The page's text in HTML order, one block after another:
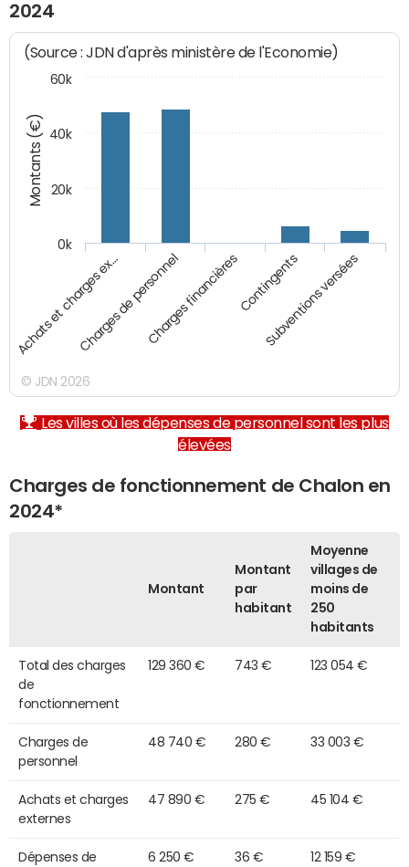
2024
Montants (€)
(Source : JDN d'après ministère de l'Economie)
Achats et charges ex…Charges de personnelCharges financièresContingents
Subventions versées
0k
20k
40k
60k
© JDN 2026
Les villes où les dépenses de personnel sont les plus
élevées
Charges de fonctionnement de Chalon en
2024*
Montant
Montant
par
habitant
Moyenne
villages de
moins de
250
habitants
Total des charges
de
fonctionnement
129 360 € 743 € 123 054 €
Charges de
personnel
48 740 € 280 € 33 003 €
Achats et charges
externes
47 890 € 275 € 45 104 €
Dépenses de 6 250 € 36 € 12 159 €